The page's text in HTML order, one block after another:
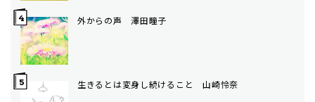
外からの声 澤田瞳子
生きるとは変身し続けること 山崎怜奈